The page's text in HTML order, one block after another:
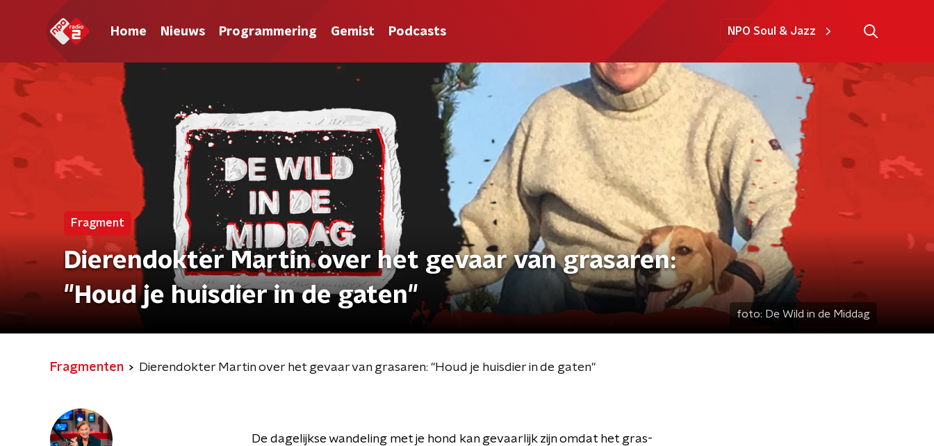
Home Nieuws Programmering Gemist Podcasts NPO Soul & Jazz
Fragment
Dierendokter Martin over het gevaar van grasaren:
"Houd je huisdier in de gaten"
foto: De Wild in de Middag
Fragmenten Dierendokter Martin over het gevaar van grasaren: "Houd je huisdier in de gaten"
De dagelijkse wandeling met je hond kan gevaarlijk zijn omdat het gras-